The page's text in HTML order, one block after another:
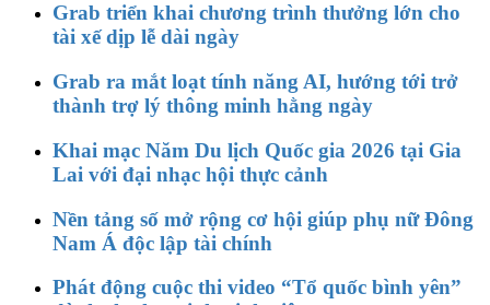
Grab triển khai chương trình thưởng lớn cho
tài xế dịp lễ dài ngày
Grab ra mắt loạt tính năng AI, hướng tới trở
thành trợ lý thông minh hằng ngày
Khai mạc Năm Du lịch Quốc gia 2026 tại Gia
Lai với đại nhạc hội thực cảnh
Nền tảng số mở rộng cơ hội giúp phụ nữ Đông
Nam Á độc lập tài chính
Phát động cuộc thi video “Tổ quốc bình yên”